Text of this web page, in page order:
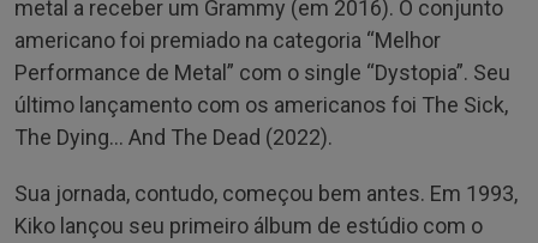
metal a receber um Grammy (em 2016). O conjunto
americano foi premiado na categoria “Melhor
Performance de Metal” com o single “Dystopia”. Seu
último lançamento com os americanos foi The Sick,
The Dying… And The Dead (2022).
Sua jornada, contudo, começou bem antes. Em 1993,
Kiko lançou seu primeiro álbum de estúdio com o